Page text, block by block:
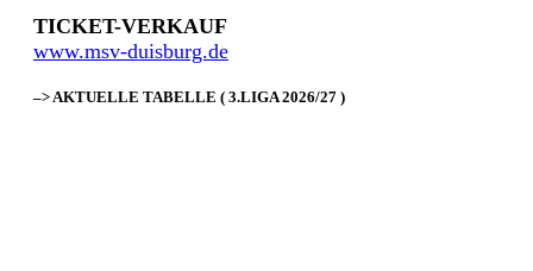
TICKET-VERKAUF
www.msv-duisburg.de
–> AKTUELLE TABELLE ( 3.LIGA 2026/27 )